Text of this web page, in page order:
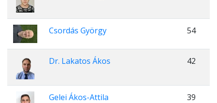
Csordás György 54
Dr. Lakatos Ákos 42
Gelei Ákos-Attila 39